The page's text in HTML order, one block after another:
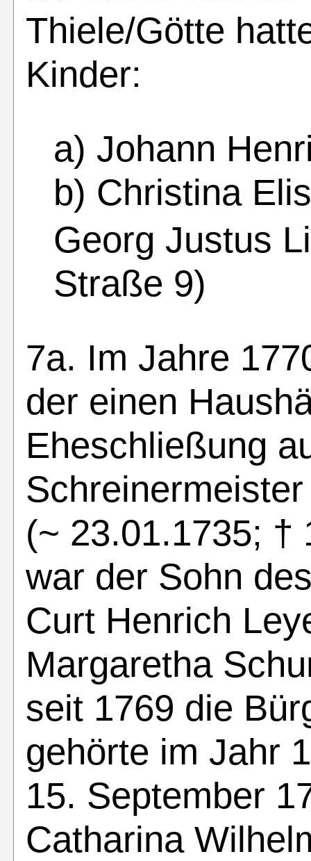
Thiele/Götte
Kinder:
a) Johann
b) Christina
Georg Justus
Straße 9)
7a. Im Jahre
der einen
Eheschließung
(~ 23.01.1735; †
war der Sohn
Curt Henrich
Margaretha
seit 1769 die
gehörte im Jahr
15. September
Catharina